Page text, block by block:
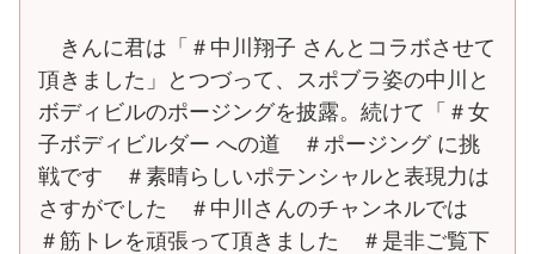
きんに君は「＃中川翔子 さんとコラボさせて
頂きました」とつづって、スポブラ姿の中川と
ボディビルのポージングを披露。続けて「＃女
子ボディビルダー への道 ＃ポージング に挑
戦です ＃素晴らしいポテンシャルと表現力は
さすがでした ＃中川さんのチャンネルでは
＃筋トレを頑張って頂きました ＃是非ご覧下